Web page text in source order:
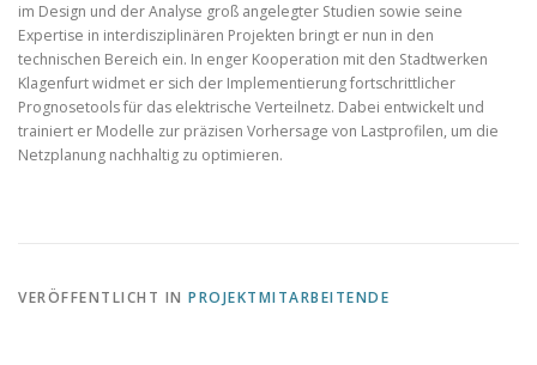
im Design und der Analyse groß angelegter Studien sowie seine
Expertise in interdisziplinären Projekten bringt er nun in den
technischen Bereich ein. In enger Kooperation mit den Stadtwerken
Klagenfurt widmet er sich der Implementierung fortschrittlicher
Prognosetools für das elektrische Verteilnetz. Dabei entwickelt und
trainiert er Modelle zur präzisen Vorhersage von Lastprofilen, um die
Netzplanung nachhaltig zu optimieren.
VERÖFFENTLICHT IN PROJEKTMITARBEITENDE